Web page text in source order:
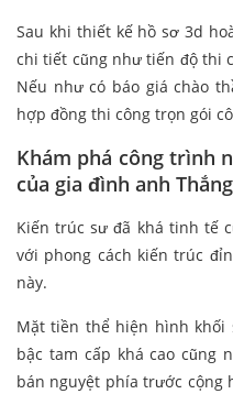
Sau khi thiết kế hồ sơ 3d
chi tiết cũng như tiến độ thi
Nếu như có báo giá chào
hợp đồng thi công trọn gói
Khám phá công trình
của gia đình anh Thắng
Kiến trúc sư đã khá tinh tế
với phong cách kiến trúc
này.
Mặt tiền thể hiện hình khối
bậc tam cấp khá cao cũng
bán nguyệt phía trước